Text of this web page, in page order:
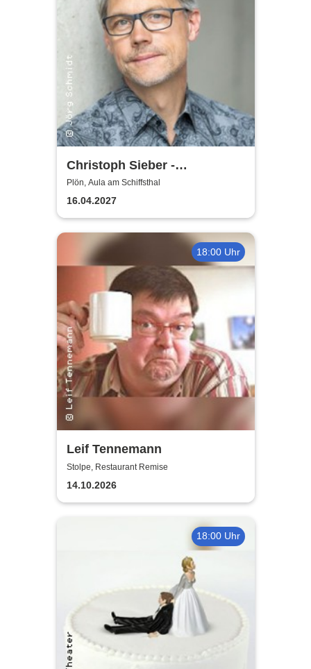
Christoph Sieber -
Weitermachen!
Plön, Aula am Schiffsthal
16.04.2027
18:00 Uhr
Leif Tennemann
Stolpe, Restaurant Remise
14.10.2026
18:00 Uhr